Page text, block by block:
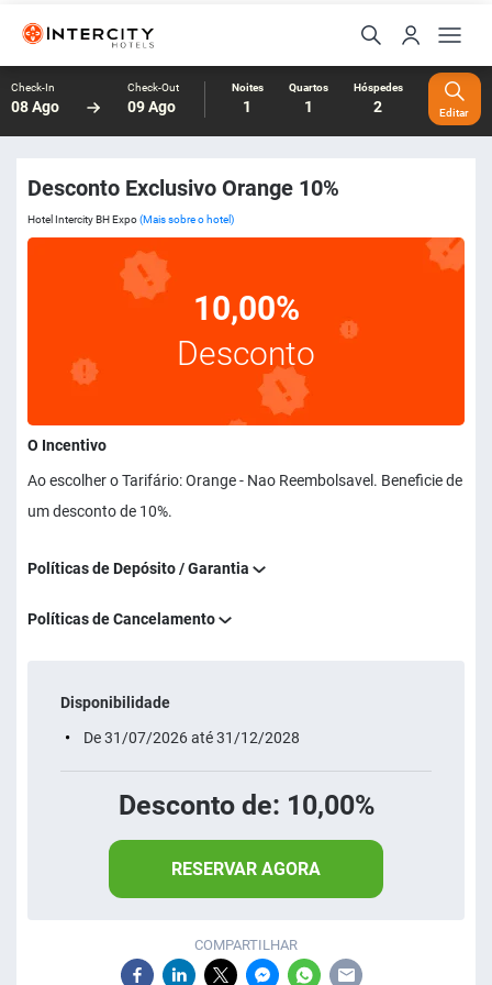
Check-In
08 Ago
Check-Out
09 Ago
Noites
1
Quartos
1
Hóspedes
2 Editar
Desconto Exclusivo Orange 10%
Hotel Intercity BH Expo(Mais sobre o hotel)
10,00%
Desconto
O Incentivo
Ao escolher o Tarifário: Orange - Nao Reembolsavel. Beneficie de
um desconto de 10%.
Políticas de Depósito / Garantia
Políticas de Cancelamento
Disponibilidade
De 31/07/2026 até 31/12/2028
Desconto de: 10,00%
RESERVAR AGORA
COMPARTILHAR